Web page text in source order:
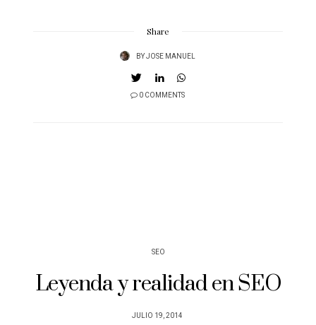
Share
BYJOSE MANUEL
0 COMMENTS
SEO
Leyenda y realidad en SEO
POSTED
JULIO 19, 2014